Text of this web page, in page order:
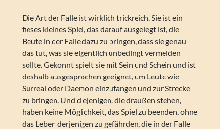
Die Art der Falle ist wirklich trickreich. Sie ist ein
fieses kleines Spiel, das darauf ausgelegt ist, die
Beute in der Falle dazu zu bringen, dass sie genau
das tut, was sie eigentlich unbedingt vermeiden
sollte. Gekonnt spielt sie mit Sein und Schein und ist
deshalb ausgesprochen geeignet, um Leute wie
Surreal oder Daemon einzufangen und zur Strecke
zu bringen. Und diejenigen, die draußen stehen,
haben keine Möglichkeit, das Spiel zu beenden, ohne
das Leben derjenigen zu gefährden, die in der Falle